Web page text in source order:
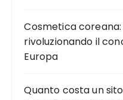
Cosmetica
rivoluzionando il
Europa
Quanto costa un